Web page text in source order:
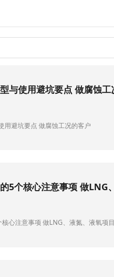
与使用避坑要点 做腐蚀工
用避坑要点 做腐蚀工况的客户
5个核心注意事项 做LNG
心注意事项 做LNG、液氮、液氧项